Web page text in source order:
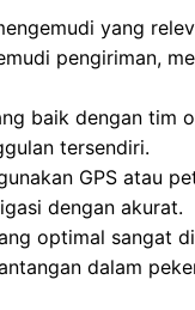
yang
pengiriman,
baik dengan tim
tersendiri.
GPS atau
dengan akurat.
optimal sangat
dalam